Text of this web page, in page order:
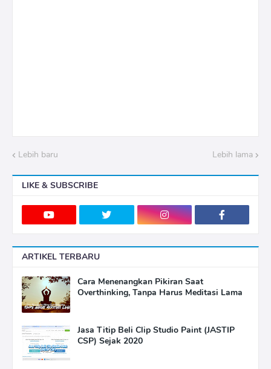
Lebih baru Lebih lama
LIKE & SUBSCRIBE
ARTIKEL TERBARU
Cara Menenangkan Pikiran Saat
Overthinking, Tanpa Harus Meditasi Lama
Jasa Titip Beli Clip Studio Paint (JASTIP
CSP) Sejak 2020